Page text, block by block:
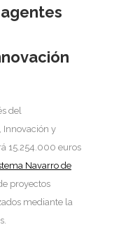
del
Innovación y
15.254.000 euros
Navarro de
proyectos
mediante la